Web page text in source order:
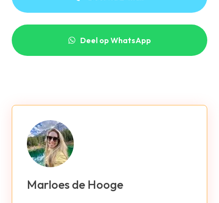
Deel op WhatsApp
Marloes de Hooge